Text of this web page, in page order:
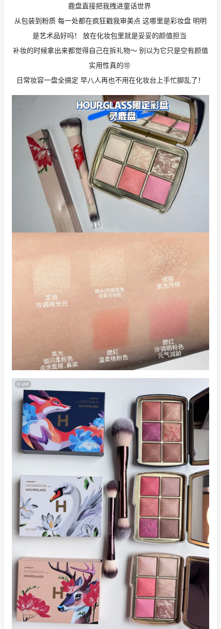
鹿盘直接把我拽进童话世界
从包装到粉质 每一处都在疯狂戳我审美点 这哪里是彩妆盘 明明
是艺术品好吗！ 放在化妆包里就是妥妥的颜值担当
补妆的时候拿出来都觉得自己在拆礼物～ 别以为它只是空有颜值
实用性真的🉑
日常妆容一盘全搞定 早八人再也不用在化妆台上手忙脚乱了！